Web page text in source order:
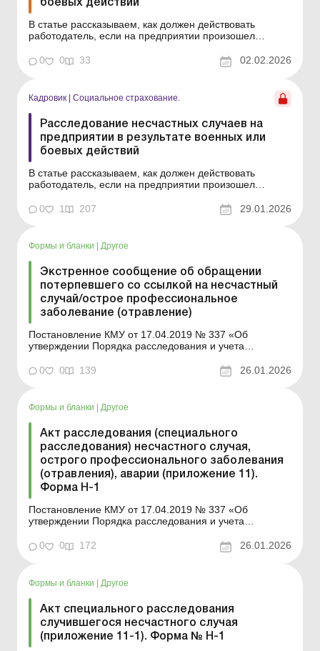
боевых действий
В статье рассказываем, как должен действовать
работодатель, если на предприятии произошел
действий. Баланс-Бюджет № 5 от 3 февраля 2026 года
Во время войны несчастные случаи в результате
числе, и на р...
0 0 33 02.02.2026
Кадровик | Социальное страхование.
Расследование несчастных случаев на
предприятии в результате военных или
боевых действий
В статье рассказываем, как должен действовать
работодатель, если на предприятии произошел
действий. Во время войны несчастные случаи в
результате военных (боевых) действий могут
как действовать работ...
0 1 207 29.01.2026
Формы и бланки Другое
Экстренное сообщение об обращении
потерпевшего со ссылкой на несчастный
случай/острое профессиональное
заболевание (отравление)
Постановление КМУ от 17.04.2019 № 337 «Об
утверждении Порядка расследования и учета
и аварий на производстве»
0 0 139 26.01.2026
Формы и бланки Другое
Акт расследования (специального
расследования) несчастного случая,
острого профессионального заболевания
(отравления), аварии (приложение 11).
Форма Н-1
Постановление КМУ от 17.04.2019 № 337 «Об
утверждении Порядка расследования и учета
и аварий на производстве»
0 0 172 26.01.2026
Формы и бланки | Другое
Акт специального расследования
случившегося несчастного случая
(приложение 11-1). Форма № Н-1